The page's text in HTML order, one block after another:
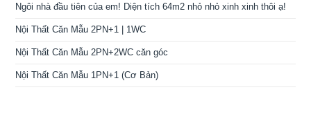
Ngôi nhà đầu tiên của em! Diện tích 64m2 nhỏ nhỏ xinh xinh thôi ạ!
Nội Thất Căn Mẫu 2PN+1 | 1WC
Nội Thất Căn Mẫu 2PN+2WC căn góc
Nội Thất Căn Mẫu 1PN+1 (Cơ Bản)